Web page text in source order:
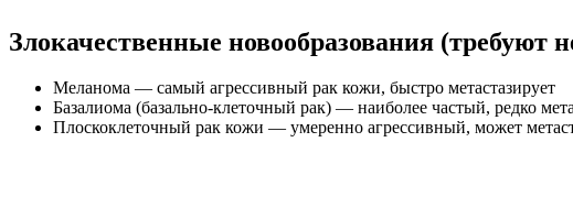
Злокачественные новообразования (требуют
Меланома — самый агрессивный рак кожи, быстро метастазирует
Базалиома (базально-клеточный рак) — наиболее частый, редко
Плоскоклеточный рак кожи — умеренно агрессивный, может